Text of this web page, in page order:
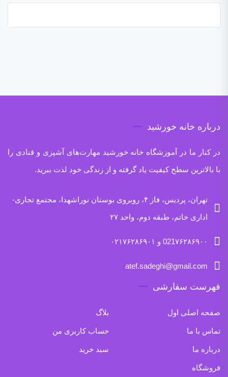
درباره خانه خورشید
در کنار ما در آموزشگاه خانه خورشید مهارت‌های آشپزی و قنادی را
با بالاترین سطح کیفیت یاد گرفته و از زندگی خود لذت ببرید.
تهران، پردیس، فاز ۴، روبروی بوستان نوراشهدا، مجتمع تجاری-
اداری خاتم، طبقه دوم، واحد ۲۷
021۷۶۲۸۶۹۰۰ و ۰۲۱۷۶۲۸۶۹۰۱
atef.sadeghi@gmail.com
فهرست سفارشی
صفحه اصلی اول بلاگ
تماس با ما حساب کاربری من
درباره ما سبد خرید
فروشگاه